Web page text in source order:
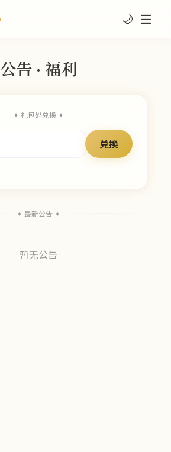
🌙 ☰
公告 · 福利
✦ 礼包码兑换 ✦
兑换
✦ 最新公告 ✦
暂无公告